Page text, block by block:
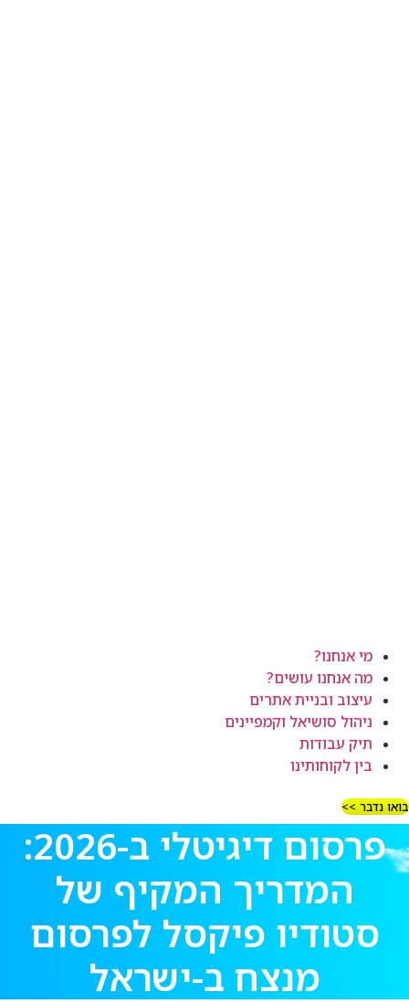
מי אנחנו?
מה אנחנו עושים?
עיצוב ובניית אתרים
ניהול סושיאל וקמפיינים
תיק עבודות
בין לקוחותינו
בואו נדבר >>
פרסום דיגיטלי ב-2026:
המדריך המקיף של
סטודיו פיקסל לפרסום
מנצח ב-ישראל